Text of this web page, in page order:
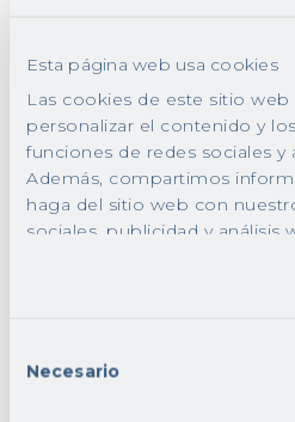
Esta página web usa cookies
Las cookies de este sitio web
personalizar el contenido y
funciones de redes sociales y
Además, compartimos
haga del sitio web con
sociales, publicidad y análisis
deNecesario
disponibilidad para
de visitas
Importante
guardias
Requisitos
Médicos de Madrid.